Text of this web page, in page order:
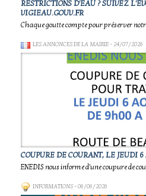
RESTRICTIONS D'EAU ? SUIVEZ
VIGIEAU.GOUV.FR
Chaque goutte compte pour préserver
LES ANNONCES DE LA MAIRIE- 24/07/2026
COUPURE DE COURANT, LE JEUDI
ENEDIS nous informe d'une coupure de
INFORMATIONS- 06/06/2026